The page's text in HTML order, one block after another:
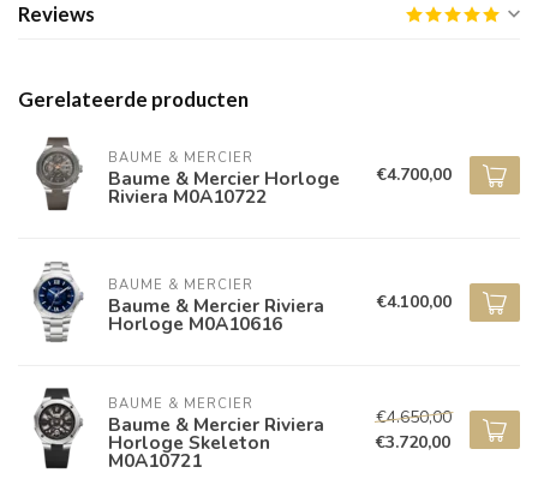
Reviews
Gerelateerde producten
BAUME & MERCIER
Baume & Mercier Horloge
Riviera M0A10722
€4.700,00
BAUME & MERCIER
Baume & Mercier Riviera
Horloge M0A10616
€4.100,00
BAUME & MERCIER
Baume & Mercier Riviera
Horloge Skeleton
M0A10721
€4.650,00
€3.720,00